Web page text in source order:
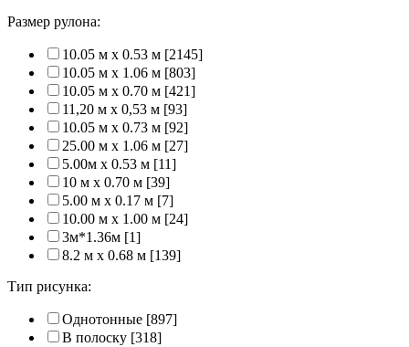
Размер рулона:
10.05 м x 0.53 м [2145]
10.05 м x 1.06 м [803]
10.05 м x 0.70 м [421]
11,20 м х 0,53 м [93]
10.05 м x 0.73 м [92]
25.00 м x 1.06 м [27]
5.00м x 0.53 м [11]
10 м x 0.70 м [39]
5.00 м x 0.17 м [7]
10.00 м x 1.00 м [24]
3м*1.36м [1]
8.2 м x 0.68 м [139]
Тип рисунка:
Однотонные [897]
В полоску [318]